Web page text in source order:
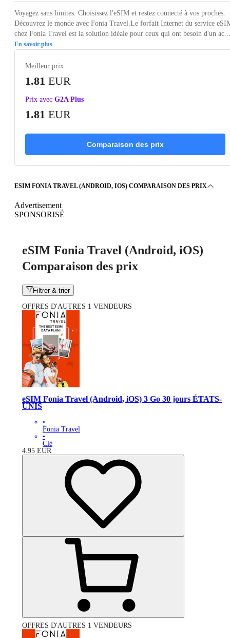
Voyagez sans limites. Choisissez l'eSIM et restez connecté à vos proches.
Découvrez le monde avec Fonia Travel.Le forfait Internet du service
chez Fonia Travel est la solution idéale pour ceux qui ont besoin d'un ac...
En savoir plus
Meilleur prix
1.81 EUR
Prix avec G2A Plus
1.81 EUR
Comparaison des prix
ESIM FONIA TRAVEL (ANDROID, IOS) COMPARAISON DES PRIX
Advertisement
SPONSORISÉ
eSIM Fonia Travel (Android, iOS)
Comparaison des prix
Filtrer & trier
OFFRES D'AUTRES 1 VENDEURS
eSIM Fonia Travel (Android, iOS) 3 Go 30 jours ÉTATS-
UNIS
•
Fonia Travel
•
Clé
4.95 EUR
OFFRES D'AUTRES 1 VENDEURS